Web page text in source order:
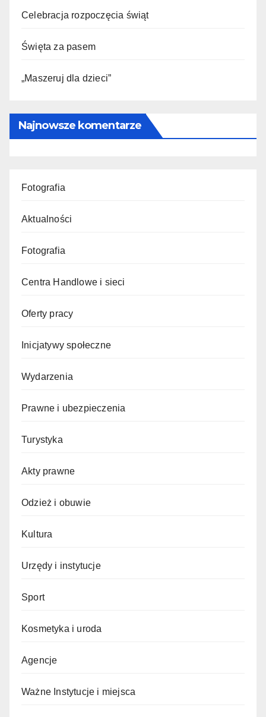
Celebracja rozpoczęcia świąt
Święta za pasem
„Maszeruj dla dzieci”
Najnowsze komentarze
Fotografia
Aktualności
Fotografia
Centra Handlowe i sieci
Oferty pracy
Inicjatywy społeczne
Wydarzenia
Prawne i ubezpieczenia
Turystyka
Akty prawne
Odzież i obuwie
Kultura
Urzędy i instytucje
Sport
Kosmetyka i uroda
Agencje
Ważne Instytucje i miejsca